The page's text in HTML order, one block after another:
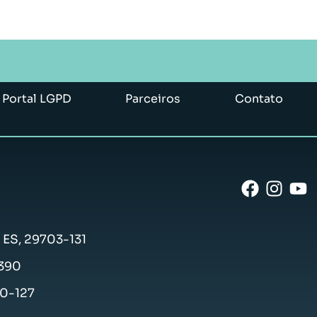
Portal LGPD Parceiros
Contato
29703-131
127